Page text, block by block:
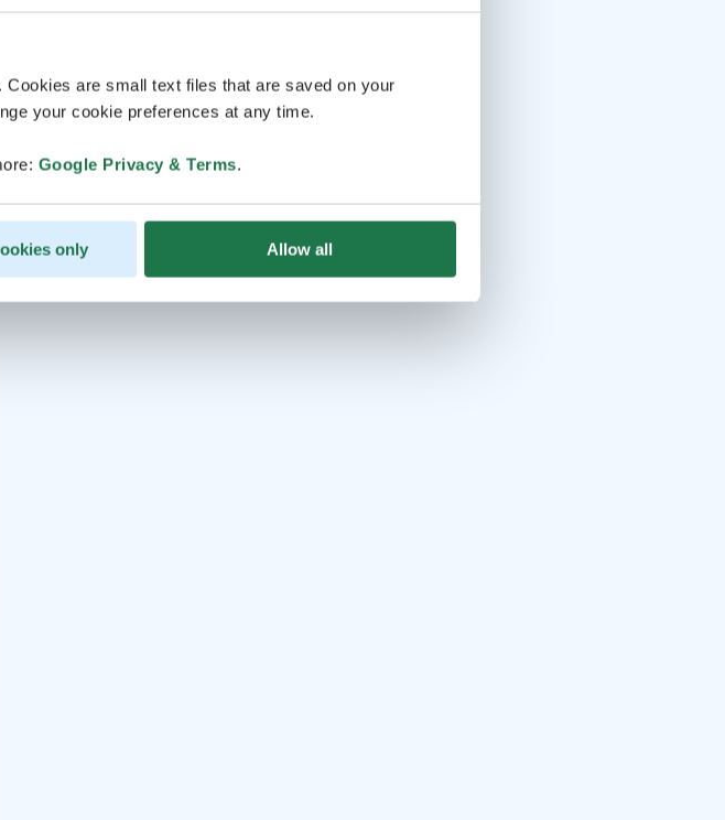
are small text files that are saved on your
your cookie preferences at any time.
Google Privacy & Terms.
only Allow all